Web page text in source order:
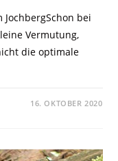
JochbergSchon bei
Vermutung,
die optimale
16. OKTOBER 2020